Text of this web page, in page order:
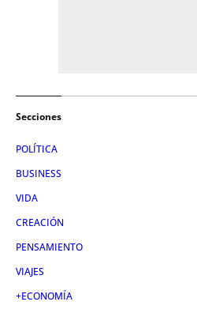
Secciones
POLÍTICA
BUSINESS
VIDA
CREACIÓN
PENSAMIENTO
VIAJES
+ECONOMÍA